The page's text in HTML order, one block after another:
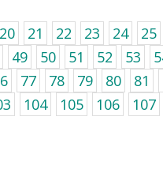
20 21 22 23 24 25
49 50 51 52 53
77 78 79 80 81
104 105 106 107